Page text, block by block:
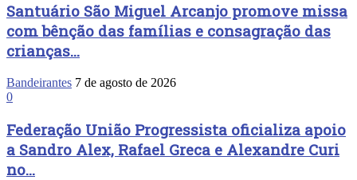
Santuário São Miguel Arcanjo promove missa
com bênção das famílias e consagração das
crianças...
Bandeirantes 7 de agosto de 2026
0
Federação União Progressista oficializa apoio
a Sandro Alex, Rafael Greca e Alexandre Curi
no...